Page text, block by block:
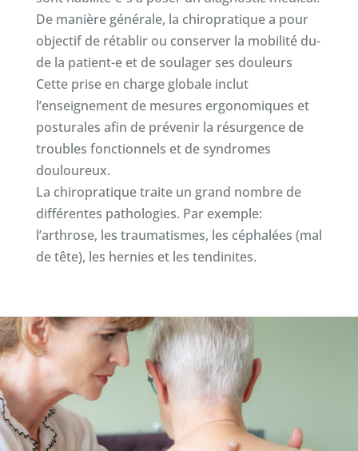
De manière générale, la chiropratique a pour
objectif de rétablir ou conserver la mobilité du-
de la patient-e et de soulager ses douleurs
Cette prise en charge globale inclut
l’enseignement de mesures ergonomiques et
posturales afin de prévenir la résurgence de
troubles fonctionnels et de syndromes
douloureux.
La chiropratique traite un grand nombre de
différentes pathologies. Par exemple:
l’arthrose, les traumatismes, les céphalées (mal
de tête), les hernies et les tendinites.